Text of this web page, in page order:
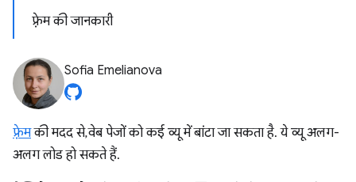
फ़्रेम की जानकारी
Sofia Emelianova
फ़्रेमकी मदद से, वेब पेजों को कई व्यू में बांटा जा सकता है. ये व्यू अलग-
अलग लोड हो सकते हैं.